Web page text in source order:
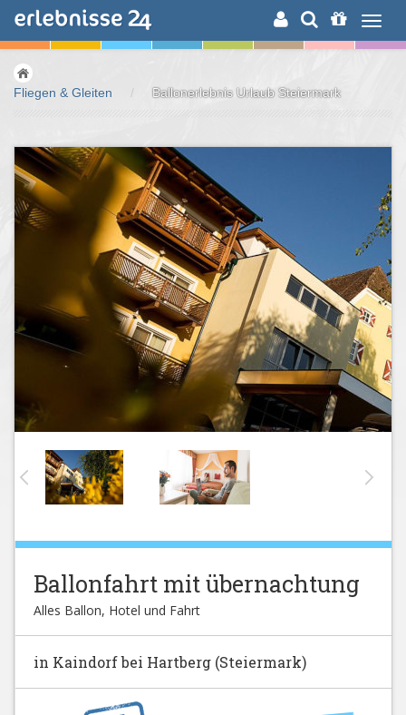
ERLEBNISSUCHE
Fliegen & Gleiten / Ballonerlebnis Urlaub Steiermark
Ballonfahrt mit übernachtung
Alles Ballon, Hotel und Fahrt
in Kaindorf bei Hartberg (Steiermark)